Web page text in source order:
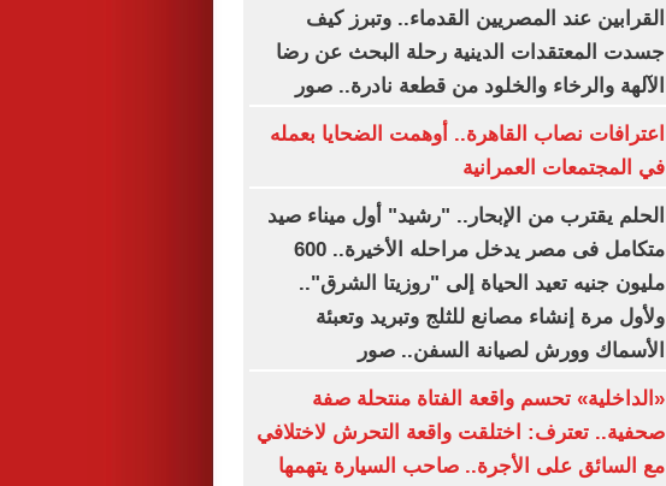
القرابين عند المصريين القدماء.. وتبرز كيف
جسدت المعتقدات الدينية رحلة البحث عن رضا
الآلهة والرخاء والخلود من قطعة نادرة.. صور
اعترافات نصاب القاهرة.. أوهمت الضحايا بعمله
في المجتمعات العمرانية
الحلم يقترب من الإبحار.. "رشيد" أول ميناء صيد
متكامل فى مصر يدخل مراحله الأخيرة.. 600
مليون جنيه تعيد الحياة إلى "روزيتا الشرق"..
ولأول مرة إنشاء مصانع للثلج وتبريد وتعبئة
الأسماك وورش لصيانة السفن.. صور
«الداخلية» تحسم واقعة الفتاة منتحلة صفة
صحفية.. تعترف: اختلقت واقعة التحرش لاختلافي
مع السائق على الأجرة.. صاحب السيارة يتهمها